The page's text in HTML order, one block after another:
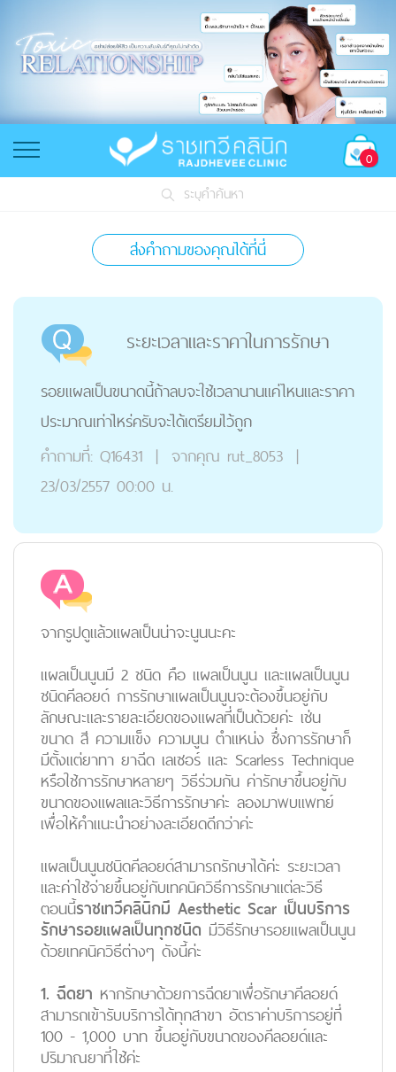
0
ระบุคำค้นหา
ส่งคำถามของคุณได้ที่นี่
ระยะเวลาและราคาในการรักษา
รอยแผลเป็นขนาดนี้ถ้าลบจะใช้เวลานานแค่ไหนและราคา
ประมาณเท่าไหร่ครับจะได้เตรียมไว้ถูก
คำถามที่: Q16431 | จากคุณ rut_8053 |
23/03/2557 00:00 น.
จากรูปดูแล้วแผลเป็นน่าจะนูนนะคะ
แผลเป็นนูนมี 2 ชนิด คือ แผลเป็นนูน และแผลเป็นนูน
ชนิดคีลอยด์ การรักษาแผลเป็นนูนจะต้องขึ้นอยู่กับ
ลักษณะและรายละเอียดของแผลที่เป็นด้วยค่ะ เช่น
ขนาด สี ความแข็ง ความนูน ตำแหน่ง ซึ่งการรักษาก็
มีตั้งแต่ยาทา ยาฉีด เลเซอร์ และ Scarless Technique
หรือใช้การรักษาหลายๆ วิธีร่วมกัน ค่ารักษาขึ้นอยู่กับ
ขนาดของแผลและวิธีการรักษาค่ะ ลองมาพบแพทย์
เพื่อให้คำแนะนำอย่างละเอียดดีกว่าค่ะ
แผลเป็นนูนชนิดคีลอยด์สามารถรักษาได้ค่ะ ระยะเวลา
และค่าใช้จ่ายขึ้นอยู่กับเทคนิควิธีการรักษาแต่ละวิธี
ตอนนี้ราชเทวีคลินิกมี Aesthetic Scar เป็นบริการ
รักษารอยแผลเป็นทุกชนิด มีวิธีรักษารอยแผลเป็นนูน
ด้วยเทคนิควิธีต่างๆ ดังนี้ค่ะ
1. ฉีดยา หากรักษาด้วยการฉีดยาเพื่อรักษาคีลอยด์
สามารถเข้ารับบริการได้ทุกสาขา อัตราค่าบริการอยู่ที่
100 - 1,000 บาท ขึ้นอยู่กับขนาดของคีลอยด์และ
ปริมาณยาที่ใช้ค่ะ